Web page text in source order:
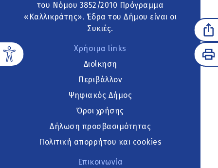
του Νόμου 3852/2010 Πρόγραμμα
«Καλλικράτης». Έδρα του Δήμου είναι οι
Συκιές.
Χρήσιμα links
Διοίκηση
Περιβάλλον
Ψηφιακός Δήμος
Όροι χρήσης
Δήλωση προσβασιμότητας
Πολιτική απορρήτου και cookies
Επικοινωνία